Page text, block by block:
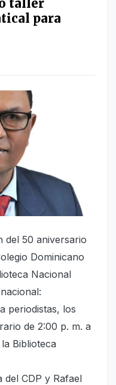
taller
para
del 50 aniversario
Dominicano
Nacional
periodistas, los
de 2:00 p. m. a
Biblioteca
del CDP y Rafael